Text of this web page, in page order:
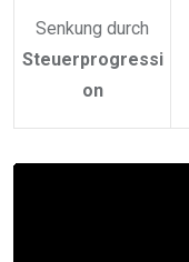
Senkung durch
Steuerprogressi
on